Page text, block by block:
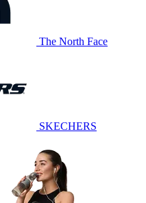
The North Face
SKECHERS